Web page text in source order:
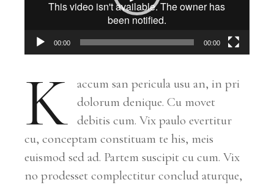
00:00 00:00
K
accum san pericula usu an, in pri
dolorum denique. Cu movet
debitis cum. Vix paulo evertitur
cu, conceptam constituam te his, meis
euismod sed ad. Partem suscipit cu cum. Vix
no prodesset complectitur conclud aturque,